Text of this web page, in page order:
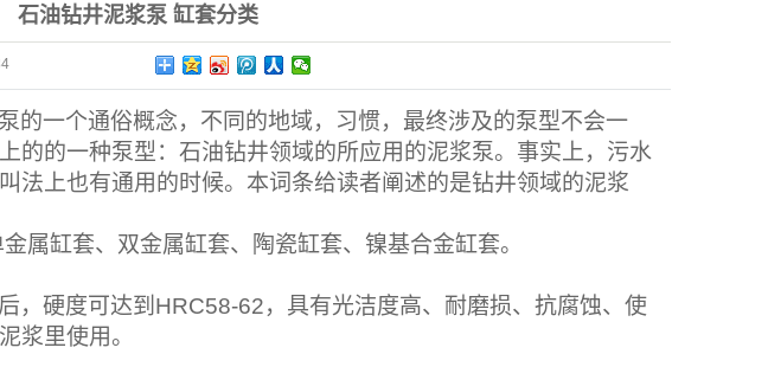
石油钻井泥浆泵 缸套分类
的一个通俗概念，不同的地域，习惯，最终涉及的泵型不会一
的的一种泵型：石油钻井领域的所应用的泥浆泵。事实上，污水
法上也有通用的时候。本词条给读者阐述的是钻井领域的泥浆
属缸套、双金属缸套、陶瓷缸套、镍基合金缸套。
，硬度可达到 HRC58-62，具有光洁度高、耐磨损、抗腐蚀、使
浆里使用。